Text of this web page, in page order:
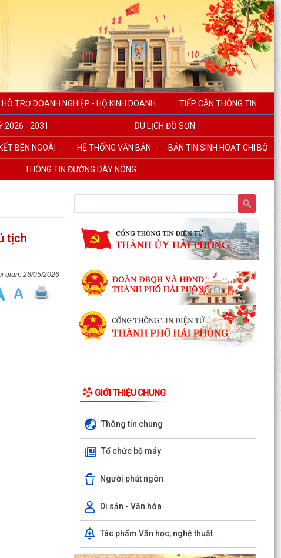
HỖ TRỢ DOANH NGHIỆP - HỘ KINH DOANH TIẾP CẬN THÔNG TIN
2026 - 2031 DU LỊCH ĐỒ SƠN
BÊN NGOÀI HỆ THỐNG VĂN BẢN BẢN TIN SINH HOẠT CHI BỘ
THÔNG TIN ĐƯỜNG DÂY NÓNG
tịch
26/05/2026
GIỚI THIỆU CHUNG
Thông tin chung
Tổ chức bộ máy
Người phát ngôn
Di sản - Văn hóa
Tác phẩm Văn học, nghệ thuật
LUẬT CHUYỂN ĐỔI SỐ NĂM 2025 – BƯỚC TIẾN
QUAN TRỌNG TRONG XÂY DỰNG QUỐC GIA SỐ
NGHỊ ĐỊNH SỐ 309/2026/NĐ-CP, ngày
05/8/2026 sửa đổi, bổ sung một số điều của
Nghị định số...
QUYẾT ĐỊNH SỐ 2917/QĐ-UBND, ngày
25/7/2026 của UBND thành phố Ban hành Bộ
tiêu chí thực hiện Đề án...